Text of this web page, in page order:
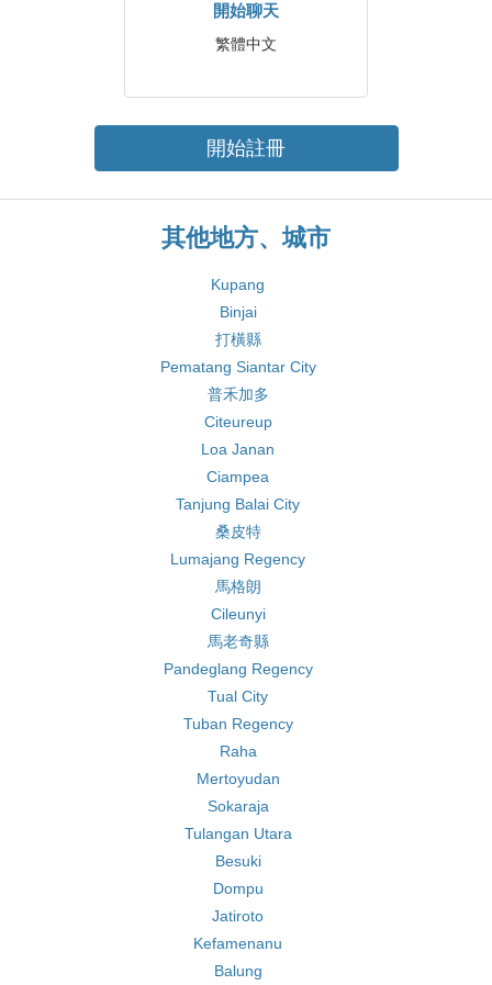
開始聊天
繁體中文
開始註冊
其他地方、城市
Kupang
Binjai
打橫縣
Pematang Siantar City
普禾加多
Citeureup
Loa Janan
Ciampea
Tanjung Balai City
桑皮特
Lumajang Regency
馬格朗
Cileunyi
馬老奇縣
Pandeglang Regency
Tual City
Tuban Regency
Raha
Mertoyudan
Sokaraja
Tulangan Utara
Besuki
Dompu
Jatiroto
Kefamenanu
Balung